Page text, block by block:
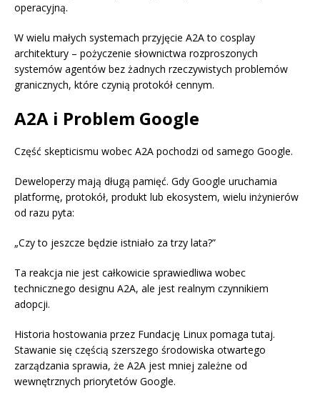
operacyjną.
W wielu małych systemach przyjęcie A2A to cosplay
architektury – pożyczenie słownictwa rozproszonych
systemów agentów bez żadnych rzeczywistych problemów
granicznych, które czynią protokół cennym.
A2A i Problem Google
Część skepticismu wobec A2A pochodzi od samego Google.
Deweloperzy mają długą pamięć. Gdy Google uruchamia
platformę, protokół, produkt lub ekosystem, wielu inżynierów
od razu pyta:
„Czy to jeszcze będzie istniało za trzy lata?”
Ta reakcja nie jest całkowicie sprawiedliwa wobec
technicznego designu A2A, ale jest realnym czynnikiem
adopcji.
Historia hostowania przez Fundację Linux pomaga tutaj.
Stawanie się częścią szerszego środowiska otwartego
zarządzania sprawia, że A2A jest mniej zależne od
wewnętrznych priorytetów Google.